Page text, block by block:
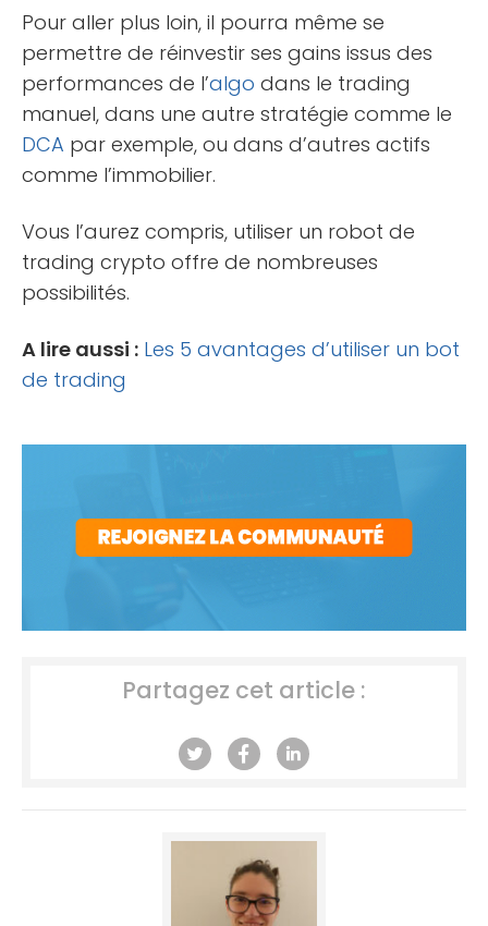
Pour aller plus loin, il pourra même se
permettre de réinvestir ses gains issus des
performances de l’algo dans le trading
manuel, dans une autre stratégie comme le
DCA par exemple, ou dans d’autres actifs
comme l’immobilier.
Vous l’aurez compris, utiliser un robot de
trading crypto offre de nombreuses
possibilités.
A lire aussi : Les 5 avantages d’utiliser un bot
de trading
Partagez cet article :